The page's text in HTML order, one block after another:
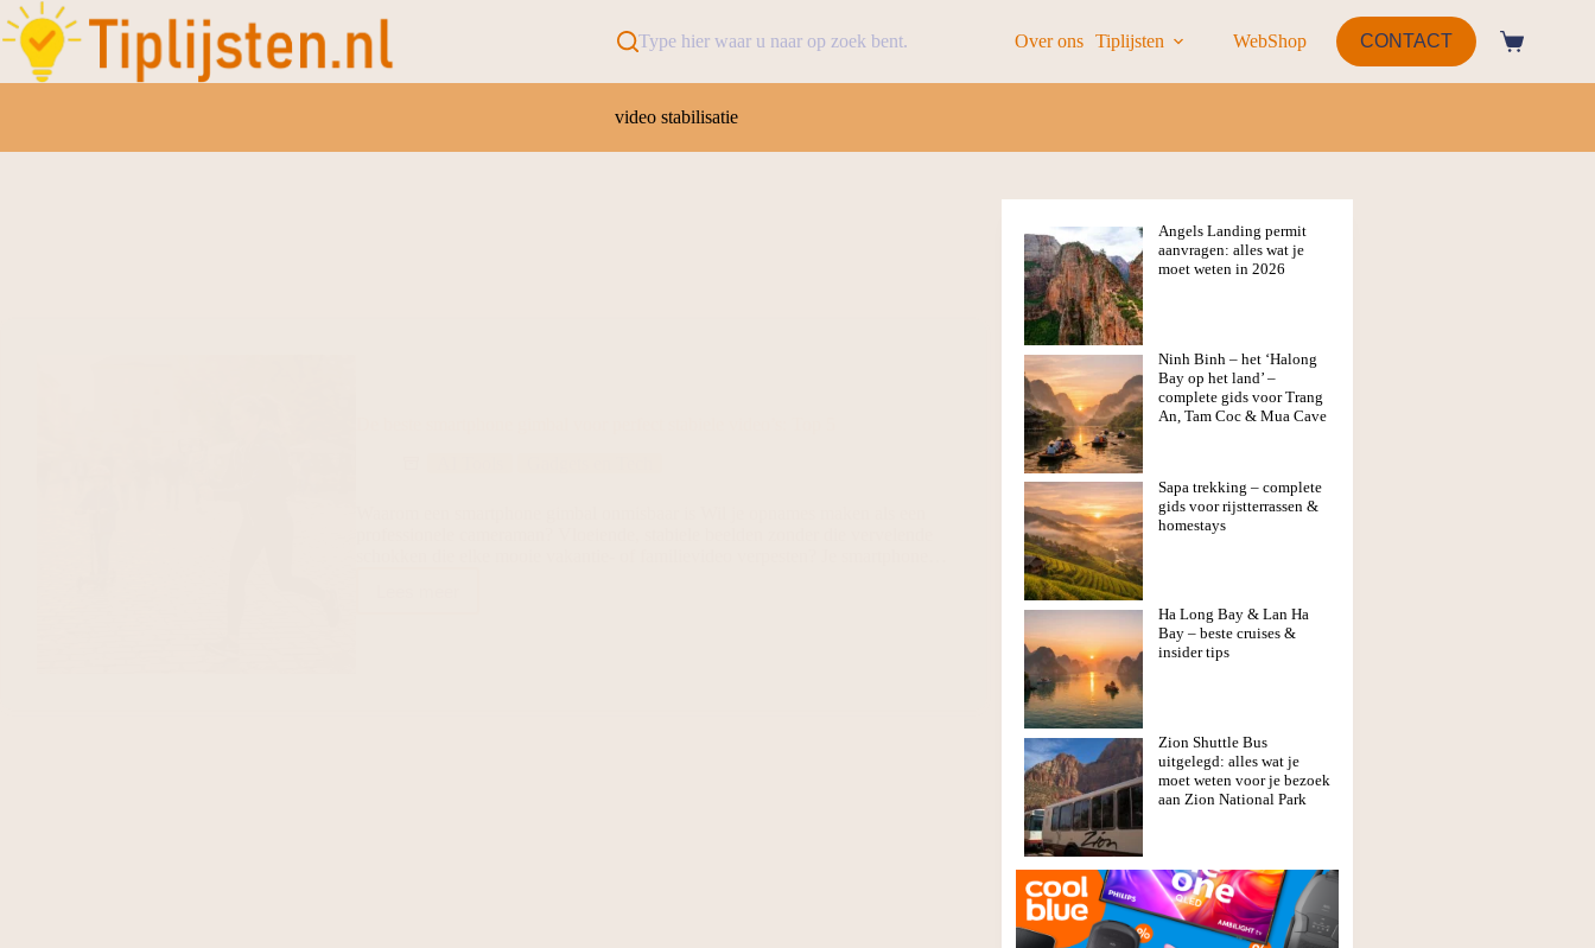
Type hier waar u naar op zoek bent. Over ons Tiplijsten WebShop CONTACT
video stabilisatie
Angels Landing permit
aanvragen: alles wat je
moet weten in 2026
Ninh Binh – het ‘Halong
Bay op het land’ –
complete gids voor Trang
An, Tam Coc & Mua Cave
Sapa trekking – complete
gids voor rijstterrassen &
homestays
Ha Long Bay & Lan Ha
Bay – beste cruises &
insider tips
Zion Shuttle Bus
uitgelegd: alles wat je
moet weten voor je bezoek
aan Zion National Park